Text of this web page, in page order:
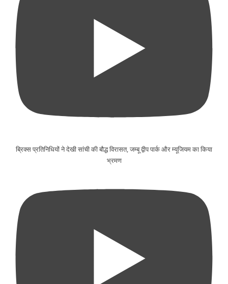
ब्रिक्स प्रतिनिधियों ने देखी सांची की बौद्ध विरासत, जम्बू द्वीप पार्क और म्यूजियम का किया
भ्रमण